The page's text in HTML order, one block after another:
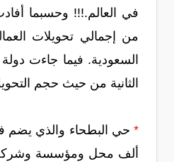
من إجمالي تحويلات
السعودية. فيما جاءت
الثانية من حيث حجم
*
ألف محل ومؤسسة